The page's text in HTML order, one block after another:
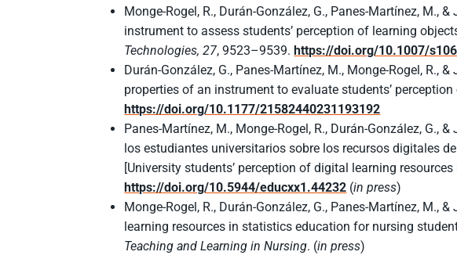
Monge-Rogel, R., Durán-González, G., Panes-Martínez, M.,
instrument to assess students’ perception of learning
Technologies, 27, 9523–9539.https://doi.org/10.1007/
Durán-González, G., Panes-Martínez, M., Monge-Rogel, R.,
properties of an instrument to evaluate students’
https://doi.org/10.1177/21582440231193192
Panes-Martínez, M., Monge-Rogel, R., Durán-González, G.,
los estudiantes universitarios sobre los recursos digitales
[University students’ perception of digital learning
https://doi.org/10.5944/educxx1.44232 (in press)
Monge-Rogel, R., Durán-González, G., Panes-Martínez, M.,
learning resources in statistics education for nursing
Teaching and Learning in Nursing. (in press)